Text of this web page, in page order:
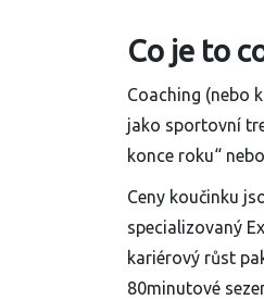
Co je to
Coaching (nebo
jako sportovní
konce roku“
Ceny koučinku
specializovaný
kariérový růst
80minutové